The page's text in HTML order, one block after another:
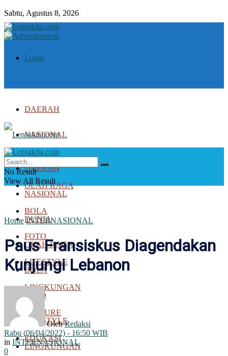
Sabtu, Agustus 8, 2026
Login
DAERAH
NASIONAL
DUNIA
OLAH RAGA
BOLA
FOTO
LIFESTYLE
LINGKUNGAN
FEATURE
EDUKASI
DAERAH
NASIONAL
DUNIA
OLAH RAGA
BOLA
FOTO
LIFESTYLE
LINGKUNGAN
No Result
View All Result
Home INTERNASIONAL
Paus Fransiskus Diagendakan
Kunjungi Lebanon
Oleh Redaksi
Rabu (06/04/2022) - 16:50 WIB
in INTERNASIONAL
0